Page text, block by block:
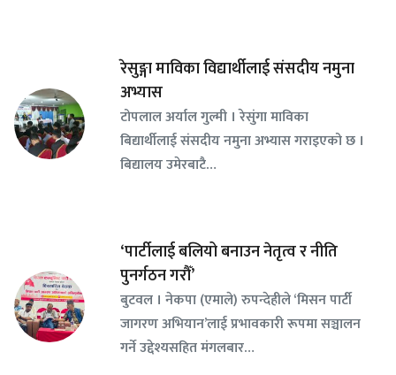
रेसुङ्गा माविका विद्यार्थीलाई संसदीय नमुना
अभ्यास
टोपलाल अर्याल गुल्मी । रेसुंगा माविका
बिद्यार्थीलाई संसदीय नमुना अभ्यास गराइएको छ ।
बिद्यालय उमेरबाटै…
‘पार्टीलाई बलियो बनाउन नेतृत्व र नीति
पुनर्गठन गरौँ’
बुटवल । नेकपा (एमाले) रुपन्देहीले ‘मिसन पार्टी
जागरण अभियान’लाई प्रभावकारी रूपमा सञ्चालन
गर्ने उद्देश्यसहित मंगलबार…